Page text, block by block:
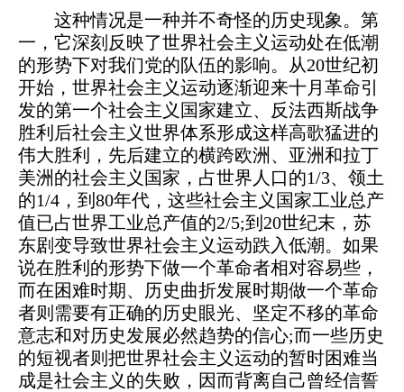
这种情况是一种并不奇怪的历史现象。第
一，它深刻反映了世界社会主义运动处在低潮
的形势下对我们党的队伍的影响。从20世纪初
开始，世界社会主义运动逐渐迎来十月革命引
发的第一个社会主义国家建立、反法西斯战争
胜利后社会主义世界体系形成这样高歌猛进的
伟大胜利，先后建立的横跨欧洲、亚洲和拉丁
美洲的社会主义国家，占世界人口的1/3、领土
的1/4，到80年代，这些社会主义国家工业总产
值已占世界工业总产值的2/5;到20世纪末，苏
东剧变导致世界社会主义运动跌入低潮。如果
说在胜利的形势下做一个革命者相对容易些，
而在困难时期、历史曲折发展时期做一个革命
者则需要有正确的历史眼光、坚定不移的革命
意志和对历史发展必然趋势的信心;而一些历史
的短视者则把世界社会主义运动的暂时困难当
成是社会主义的失败，因而背离自己曾经信誓